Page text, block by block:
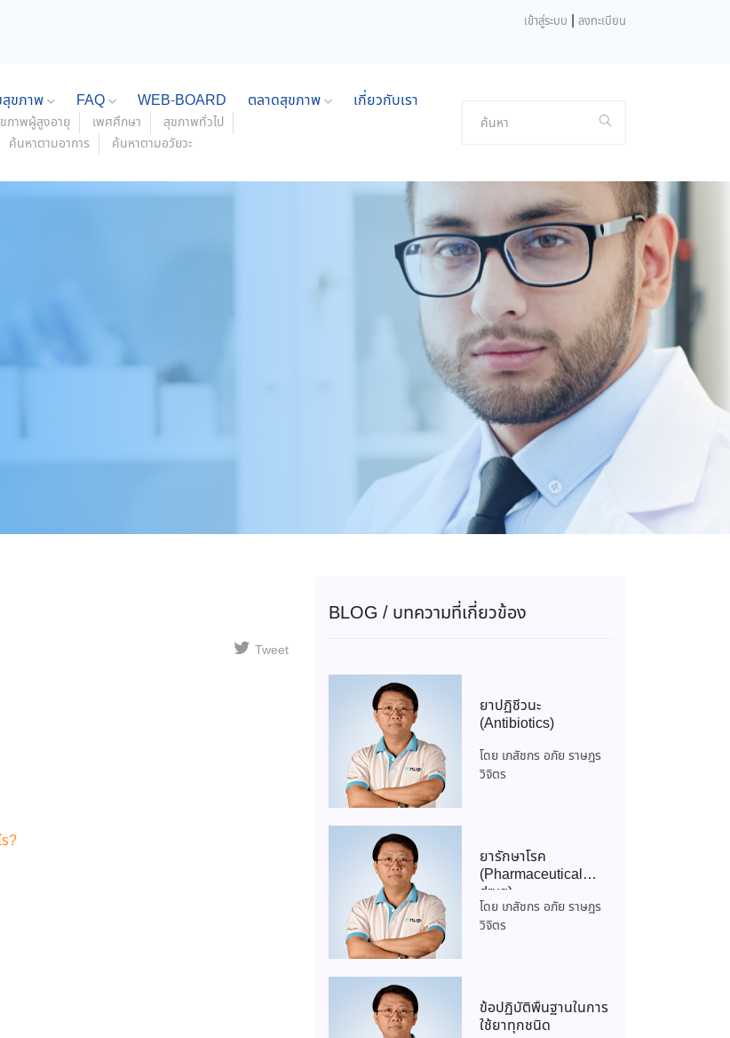
เข้าสู่ระบบ | ลงทะเบียน
ขภาพ FAQ WEB-BOARD ตลาดสุขภาพ เกี่ยวกับเรา
ภาพผู้สูงอายุ เพศศึกษา
สุขภาพทั่วไป
ค้นหาตามอาการ ค้นหาตามอวัยวะ
Tweet
?
BLOG / บทความที่เกี่ยวข้อง
ยาปฏิชีวนะ
(Antibiotics)
โดย เภสัชกร อภัย ราษฎร
วิจิตร
ยารักษาโรค
(Pharmaceutical
drug)
โดย เภสัชกร อภัย ราษฎร
วิจิตร
ข้อปฏิบัติพื้นฐานในการ
ใช้ยาทุกชนิด